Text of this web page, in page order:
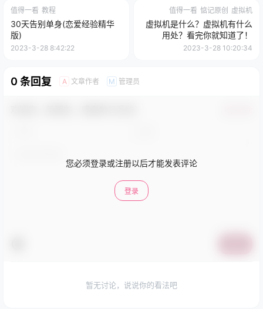
值得一看 教程
30天告别单身(恋爱经验精华
版)
2023-3-28 8:42:22
值得一看 惦记原创 虚拟机
虚拟机是什么？虚拟机有什么
用处？看完你就知道了！
2023-3-28 10:20:34
0 条回复 A 文章作者 M 管理员
您必须登录或注册以后才能发表评论
登录
暂无讨论，说说你的看法吧